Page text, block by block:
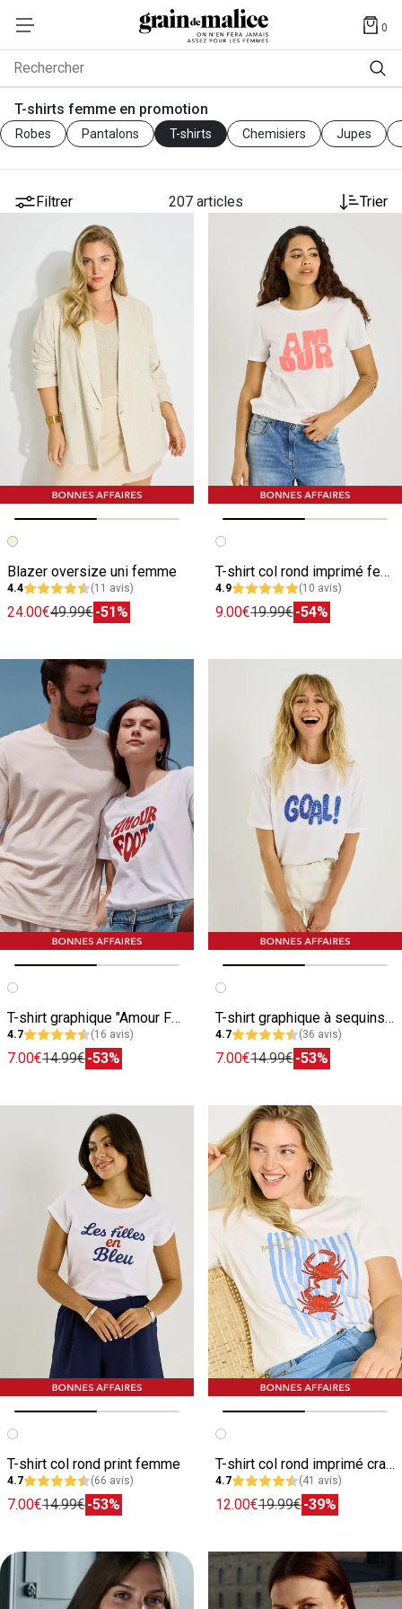
0
Rechercher
T-shirts femme en promotion
Robes Pantalons T-shirts Chemisiers Jupes
Filtrer 207 articles Trier
Image précédente
Image suivante
Blazer oversize uni femme
4.4 (11 avis)
24.00€49.99€-51%
Image précédente
Image suivante
T-shirt col rond imprimé femme
4.9 (10 avis)
9.00€19.99€-54%
Image précédente
Image suivante
T-shirt graphique "Amour Foot" femme
4.7 (16 avis)
7.00€14.99€-53%
Image précédente
Image suivante
T-shirt graphique à sequins femme
4.7 (36 avis)
7.00€14.99€-53%
Image précédente
Image suivante
T-shirt col rond print femme
4.7 (66 avis)
7.00€14.99€-53%
Image précédente
Image suivante
T-shirt col rond imprimé crabe femme
4.7 (41 avis)
12.00€19.99€-39%